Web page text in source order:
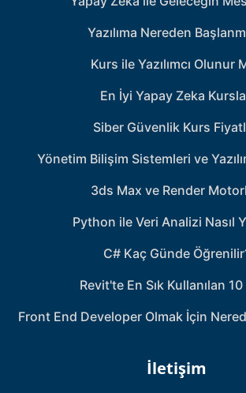
Yazılıma Nereden
Kurs ile Yazılımcı Olunur
En İyi Yapay Zeka
Siber Güvenlik Kurs
Yönetim Bilişim Sistemleri ve
3ds Max ve Render
Python ile Veri Analizi Nasıl
C# Kaç Günde
Revit'te En Sık Kullanılan
Front End Developer Olmak İçin
İletişim